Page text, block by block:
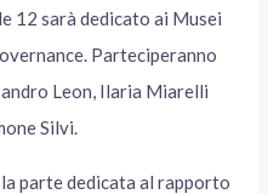
12 sarà dedicato ai Musei
Parteciperanno
Leon, Ilaria Miarelli
Silvi.
parte dedicata al rapporto